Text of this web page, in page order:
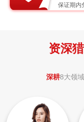
保证期内
资深
深耕8大领域